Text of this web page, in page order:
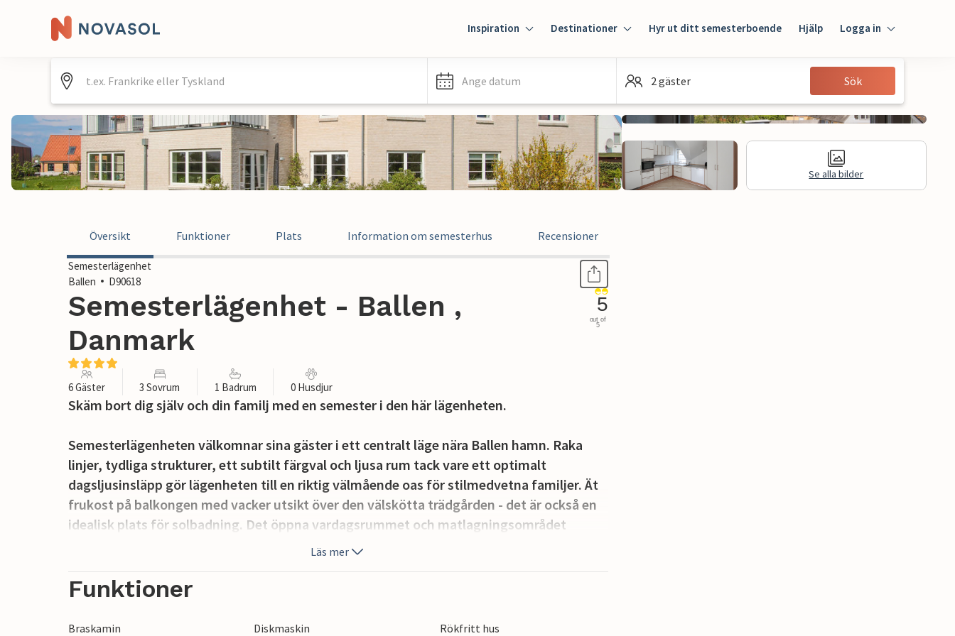
Inspiration Destinationer Hyr ut ditt semesterboende Hjälp Logga in
Gäst
Ange datum 2 gäster Sök
Se alla bilder
Översikt Funktioner Plats Information om semesterhus Recensioner
Semesterlägenhet
Ballen
D90618
Semesterlägenhet - Ballen ,
Danmark
5
out of
5
6 Gäster 3 Sovrum 1 Badrum 0 Husdjur
Skäm bort dig själv och din familj med en semester i den här lägenheten.
Semesterlägenheten välkomnar sina gäster i ett centralt läge nära Ballen hamn. Raka
linjer, tydliga strukturer, ett subtilt färgval och ljusa rum tack vare ett optimalt
dagsljusinsläpp gör lägenheten till en riktig välmående oas för stilmedvetna familjer. Ät
frukost på balkongen med vacker utsikt över den välskötta trädgården - det är också en
idealisk plats för solbadning. Det öppna vardagsrummet och matlagningsområdet
inbjuder till mycket tid tillsammans. Låt händelserika semesterdagar avslutas bekvämt
är ett lugnt och grönt semesterparadis utan också självförsörjande på förnybar energi
Läs mer
Funktioner
Braskamin Diskmaskin
Rökfritt hus